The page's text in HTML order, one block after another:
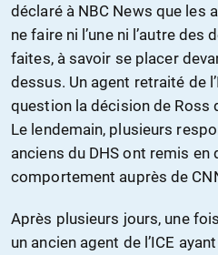
déclaré à NBC News que les
ne faire ni l’une ni l’autre des
faites, à savoir se placer
dessus. Un agent retraité de
question la décision de Ross
Le lendemain, plusieurs
anciens du DHS ont remis en
comportement auprès de
Après plusieurs jours, une
un ancien agent de l’ICE